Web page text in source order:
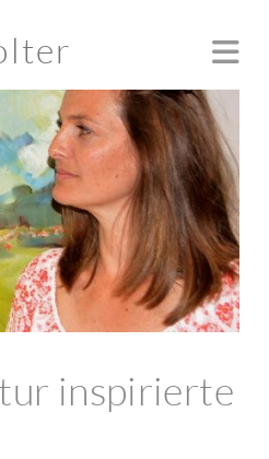
inspirierte